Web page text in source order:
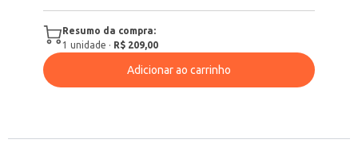
Resumo da compra:
1 unidade · R$ 209,00
Adicionar ao carrinho